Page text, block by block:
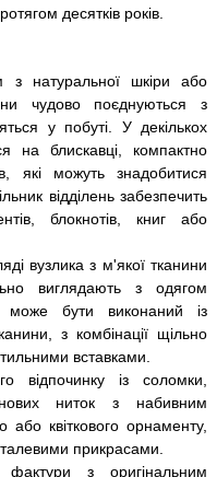
десятків років.
з натуральної шкіри або
чудово поєднуються з
у побуті. У декількох
на блискавці, компактно
які можуть знадобитися
відділень забезпечить
блокнотів, книг або
вузлика з м'якої тканини
виглядають з одягом
може бути виконаний із
з комбінації щільно
вставками.
відпочинку із соломки,
ниток з набивним
або квіткового орнаменту,
прикрасами.
фактури з оригінальним